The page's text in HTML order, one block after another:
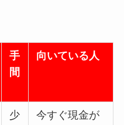
手
間
向いている人
少
今すぐ現金が